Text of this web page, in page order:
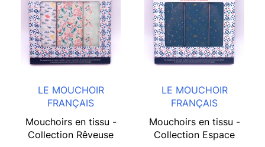
LE MOUCHOIR
FRANÇAIS
Mouchoirs en tissu -
Collection Rêveuse
LE MOUCHOIR
FRANÇAIS
Mouchoirs en tissu -
Collection Espace